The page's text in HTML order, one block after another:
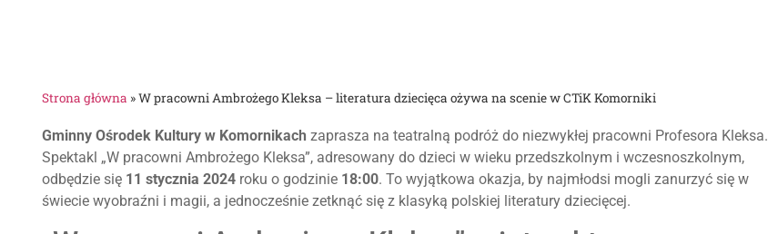
Strona główna »W pracowni Ambrożego Kleksa – literatura dziecięca ożywa na scenie w CTiK Komorniki
Gminny Ośrodek Kultury w Komornikach zaprasza na teatralną podróż do niezwykłej pracowni Profesora Kleksa.
Spektakl „W pracowni Ambrożego Kleksa”, adresowany do dzieci w wieku przedszkolnym i wczesnoszkolnym,
odbędzie się 11 stycznia 2024 roku o godzinie 18:00. To wyjątkowa okazja, by najmłodsi mogli zanurzyć się w
świecie wyobraźni i magii, a jednocześnie zetknąć się z klasyką polskiej literatury dziecięcej.